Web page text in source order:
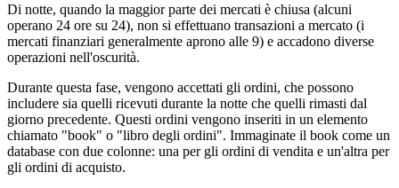
Di notte, quando la maggior parte dei mercati è chiusa (alcuni
operano 24 ore su 24), non si effettuano transazioni a mercato (i
mercati finanziari generalmente aprono alle 9) e accadono diverse
operazioni nell'oscurità.
Durante questa fase, vengono accettati gli ordini, che possono
includere sia quelli ricevuti durante la notte che quelli rimasti dal
giorno precedente. Questi ordini vengono inseriti in un elemento
chiamato "book" o "libro degli ordini". Immaginate il book come un
database con due colonne: una per gli ordini di vendita e un'altra per
gli ordini di acquisto.